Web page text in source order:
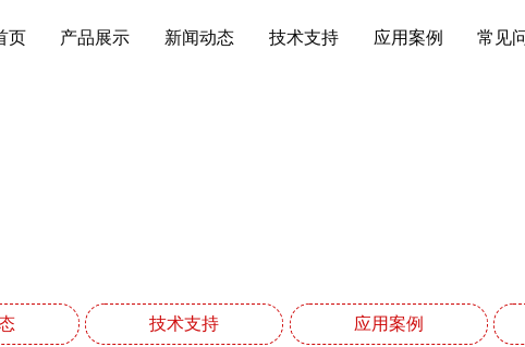
页 产品展示 新闻动态 技术支持 应用案例 常见
技术支持 应用案例